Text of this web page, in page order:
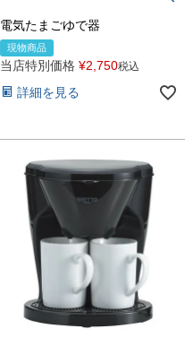
電気たまごゆで器
現物商品
当店特別価格 ¥2,750税込
詳細を見る